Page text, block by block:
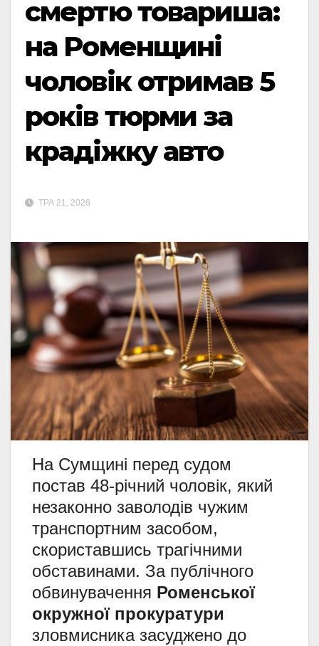
смертю товариша:
на Роменщині
чоловік отримав 5
років тюрми за
крадіжку авто
ТРА 21, 2026
На Сумщині перед судом
постав 48-річний чоловік, який
незаконно заволодів чужим
транспортним засобом,
скориставшись трагічними
обставинами. За публічного
обвинувачення Роменської
окружної прокуратури
зловмисника засуджено до